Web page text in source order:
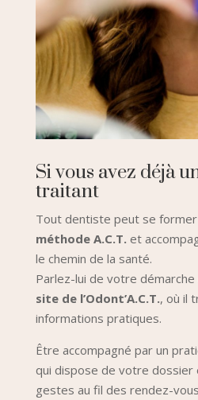
Si vous avez déjà
traitant
Tout dentiste peut se former
méthode A.C.T.et
le chemin de la santé.
Parlez-lui de votre
site de l’Odont’A.C.T., où il
informations pratiques.
Être accompagné par un
qui dispose de votre
gestes au fil des rendez-